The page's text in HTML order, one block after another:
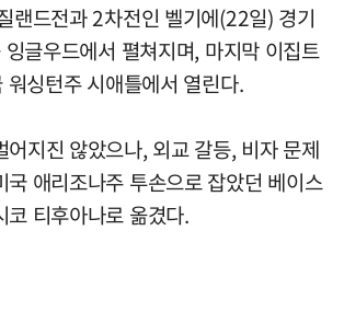
랜드전과 2차전인 벨기에(22일) 경기
글우드에서 펼쳐지며, 마지막 이집트
싱턴주 시애틀에서 열린다.
어지진 않았으나, 외교 갈등, 비자 문제
국 애리조나주 투손으로 잡았던 베이스
코 티후아나로 옮겼다.